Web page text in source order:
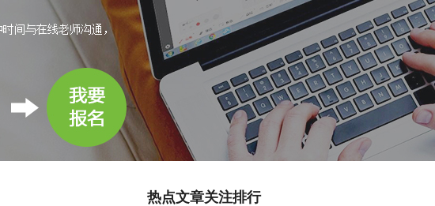
热点文章关注排行